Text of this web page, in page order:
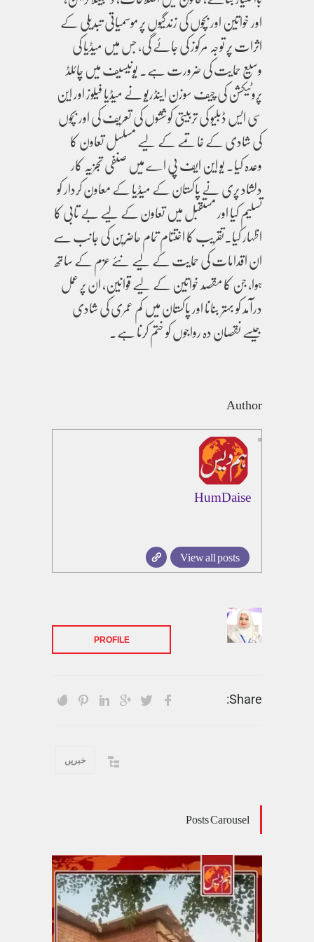
اور خواتین اور بچوں کی زندگیوں پر موسمیاتی تبدیلی کے
اثرات پر توجہ مرکوز کی جائے گی، جس میں میڈیا کی
وسیع حمایت کی ضرورت ہے۔ یونیسیف میں چائلڈ
پروٹیکشن کی چیف سوزن اینڈریو نے میڈیا فیلوز اور این
سی ایس ڈبلیو کی تربیتی کوششوں کی تعریف کی اور بچوں
کی شادی کے خاتمے کے لیے مسلسل تعاون کا
وعدہ کیا۔ یو این ایف پی اے میں صنفی تجزیہ کار
دلشاد پری نے پاکستان کے میڈیا کے معاون کردار کو
تسلیم کیا اور مستقبل میں تعاون کے لیے بے تابی کا
اظہار کیا۔تقریب کا اختتام تمام حاضرین کی جانب سے
ان اقدامات کی حمایت کے لیے نئے عزم کے ساتھ
ہوا، جن کا مقصد خواتین کے لیے قوانین، ان پر عمل
درآمد کو بہتر بنانا اور پاکستان میں کم عمری کی شادی
جیسے نقصان دہ رواجوں کو ختم کرنا ہے۔
Author
HumDaise
View all posts
PROFILE
Share:
خبریں
Posts Carousel